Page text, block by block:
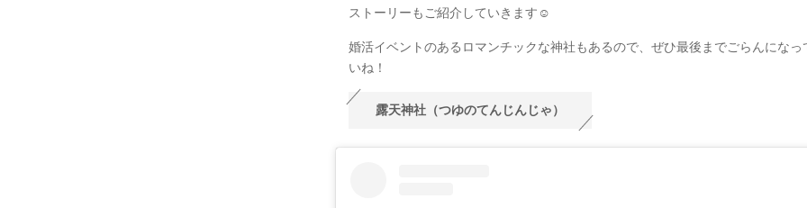
ストーリーもご紹介していきます☺︎
婚活イベントのあるロマンチックな神社もあるので、ぜひ最後までごらんになっ
いね！
露天神社（つゆのてんじんじゃ）